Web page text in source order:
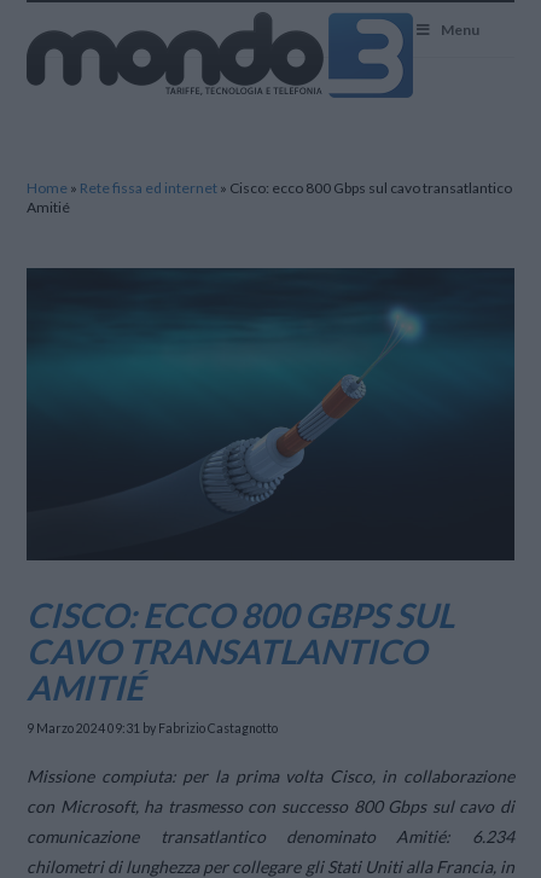
Menu
Home » Rete fissa ed internet » Cisco: ecco 800 Gbps sul cavo transatlantico
Amitié
CISCO: ECCO 800 GBPS SUL
CAVO TRANSATLANTICO
AMITIÉ
9 Marzo 2024 09:31 by Fabrizio Castagnotto
Missione compiuta: per la prima volta Cisco, in collaborazione
con Microsoft, ha trasmesso con successo 800 Gbps sul cavo di
comunicazione transatlantico denominato Amitié: 6.234
chilometri di lunghezza per collegare gli Stati Uniti alla Francia, in